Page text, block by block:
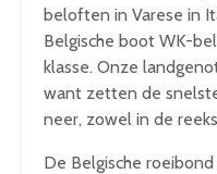
beloften in Varese in
Belgische boot WK-
klasse. Onze
want zetten de
neer, zowel in de
De Belgische